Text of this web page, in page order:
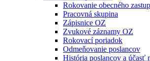
Rokovanie obecného
Pracovná skupina
Zápisnice OZ
Zvukové záznamy OZ
Rokovací poriadok
Odmeňovanie poslancov
História poslancov a účasť